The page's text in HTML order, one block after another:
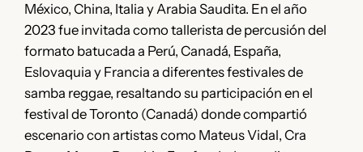
México, China, Italia y Arabia Saudita. En el año
2023 fue invitada como tallerista de percusión del
formato batucada a Perú, Canadá, España,
Eslovaquia y Francia a diferentes festivales de
samba reggae, resaltando su participación en el
festival de Toronto (Canadá) donde compartió
escenario con artistas como Mateus Vidal, Cra